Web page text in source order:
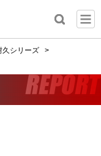
久シリーズ
>